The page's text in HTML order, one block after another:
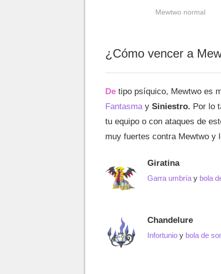
Mewtwo normal
¿Cómo vencer a
De tipo psíquico, Mewtwo es
Fantasma y Siniestro. Por lo
tu equipo o con ataques de
muy fuertes contra Mewtwo y
Giratina
Garra umbría y bola
Chandelure
Infortunio y bola de